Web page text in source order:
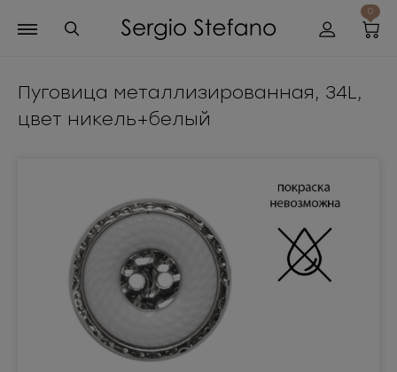
0
Пуговица металлизированная, 34L,
цвет никель+белый